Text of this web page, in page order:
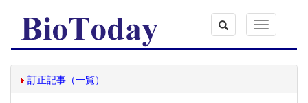
Toggle
navigation
訂正記事（一覧）